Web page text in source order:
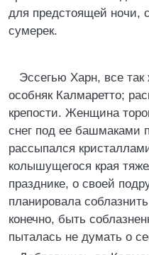
для предстоящей ночи,
сумерек.
Эссегью Харн, все
особняк Калмаретто;
крепости. Женщина
снег под ее башмаками
рассыпался
колышущегося края
празднике, о своей
планировала
конечно, быть
пыталась не думать о